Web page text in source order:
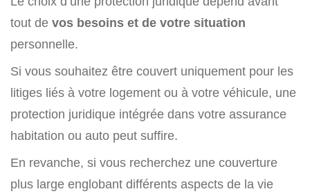
tout de vos besoins et de votre situation
personnelle.
Si vous souhaitez être couvert uniquement pour les
litiges liés à votre logement ou à votre véhicule, une
protection juridique intégrée dans votre assurance
habitation ou auto peut suffire.
En revanche, si vous recherchez une couverture
plus large englobant différents aspects de la vie